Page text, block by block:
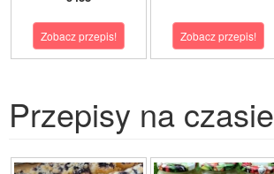
Zobacz przepis! Zobacz przepis!
Przepisy na czasie